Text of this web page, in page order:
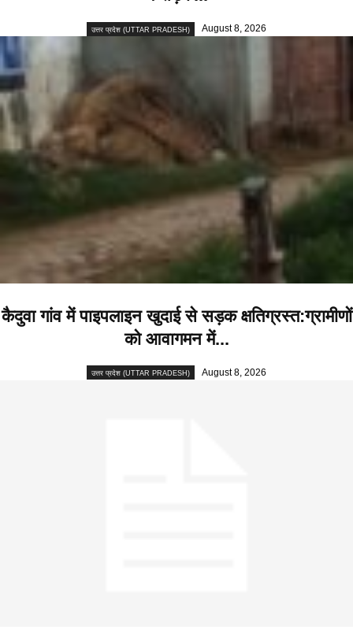
उत्तर प्रदेश (UTTAR PRADESH) August 8, 2026
कैदुवा गांव में पाइपलाइन खुदाई से सड़क क्षतिग्रस्त:ग्रामीणों
को आवागमन में...
उत्तर प्रदेश (UTTAR PRADESH) August 8, 2026